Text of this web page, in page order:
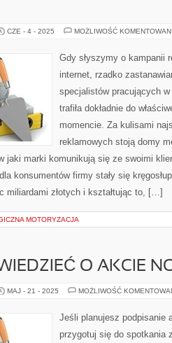
CZE - 4 - 2025 MOŻLIWOŚĆ
Gdy słyszymy o kampanii
internet, rzadko
specjalistów pracujących
trafiła dokładnie do
momencie. Za kulisami
reklamowych stoją domy
jaki marki komunikują się ze swoimi
konsumentów firmy stały się
miliardami złotych i kształtując to, […]
MOTORYZACJA
O AKCIE
MAJ - 21 - 2025 MOŻLIWOŚĆ
Jeśli planujesz podpisanie
przygotuj się do spotkania